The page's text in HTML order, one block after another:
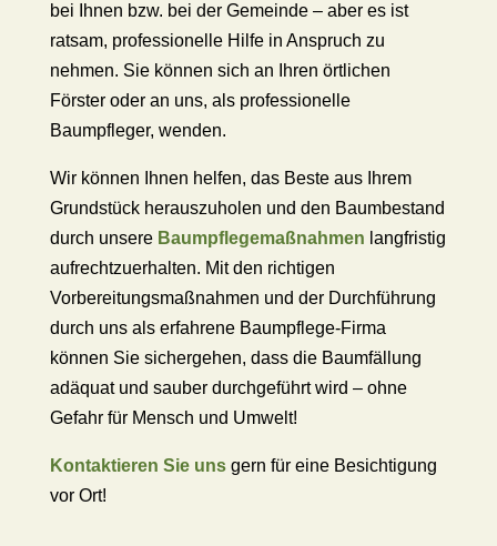
bei Ihnen bzw. bei der Gemeinde – aber es ist
ratsam, professionelle Hilfe in Anspruch zu
nehmen. Sie können sich an Ihren örtlichen
Förster oder an uns, als professionelle
Baumpfleger, wenden.
Wir können Ihnen helfen, das Beste aus Ihrem
Grundstück herauszuholen und den Baumbestand
durch unsere Baumpflegemaßnahmen langfristig
aufrechtzuerhalten. Mit den richtigen
Vorbereitungsmaßnahmen und der Durchführung
durch uns als erfahrene Baumpflege-Firma
können Sie sichergehen, dass die Baumfällung
adäquat und sauber durchgeführt wird – ohne
Gefahr für Mensch und Umwelt!
Kontaktieren Sie unsgern für eine Besichtigung
vor Ort!